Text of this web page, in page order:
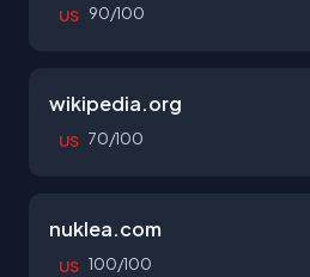
US 90/100
wikipedia.org
US 70/100
nuklea.com
US 100/100